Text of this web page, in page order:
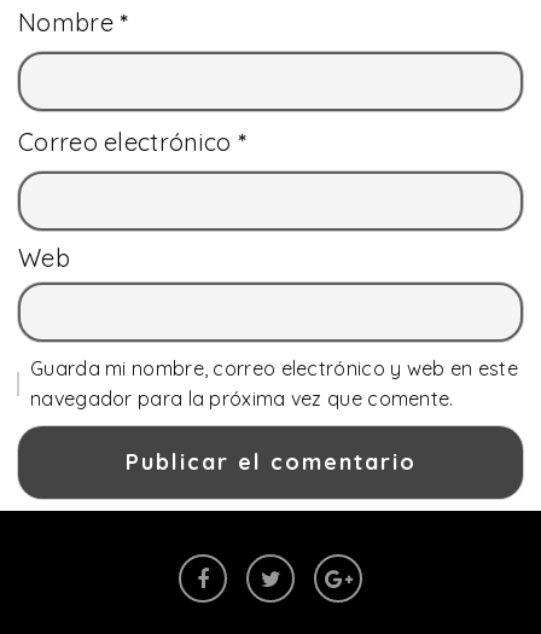
Nombre*
Correo electrónico *
Web
Guarda mi nombre, correo electrónico y web en este
navegador para la próxima vez que comente.